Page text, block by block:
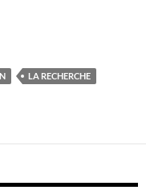
» analyse « Volcanologue
LA RECHERCHE